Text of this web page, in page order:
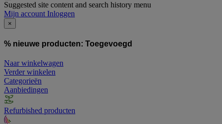
Suggested site content and search history menu
Mijn account Inloggen
×
% nieuwe producten: Toegevoegd
Naar winkelwagen
Verder winkelen
Categorieën
Aanbiedingen
Refurbished producten